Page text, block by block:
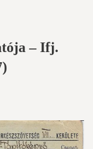
– Ifj.